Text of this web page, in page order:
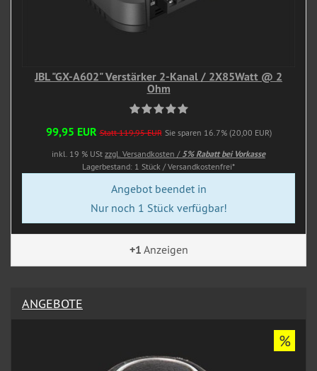
JBL "GX-A602" Verstärker 2-Kanal / 2X85Watt @ 2
Ohm
99,95 EUR Statt 119,95 EUR Sie sparen 16.7% (20,00 EUR)
inkl. 19 % USt zzgl. Versandkosten / 5% Rabatt bei Vorkasse
Lagerbestand: 1 Stück / Versandkostenfrei*
Angebot beendet in
Nur noch 1 Stück verfügbar!
+1 Anzeigen
ANGEBOTE
%